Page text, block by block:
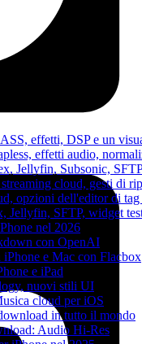
effetti, DSP e un
effetti audio,
Jellyfin, Subsonic,
cloud, gesti di
opzioni dell'editor di tag
Jellyfin, SFTP, widget
nel 2026
con OpenAI
e Mac con Flacbox
e iPad
nuovi stili UI
cloud per iOS
in tutto il mondo
Audio Hi-Res